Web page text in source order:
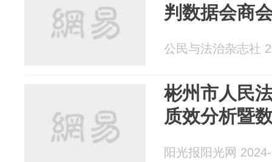
判数据会商
公民与法治杂志社
彬州市人民
质效分析暨
阳光报阳光网